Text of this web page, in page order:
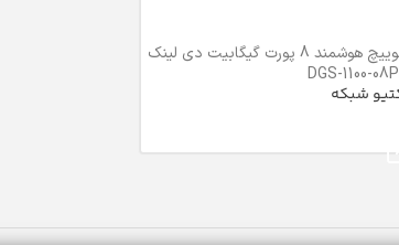
سوییچ هوشمند 8 پورت گیگابیت دی لینک
DGS-1100-
شبکه